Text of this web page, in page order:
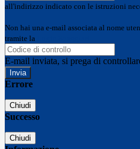
all'indirizzo indicato con le istruzioni
Non hai una e-mail associata al nome
tramite la
E-mail inviata, si prega di
Errore
Chiudi
Successo
Chiudi